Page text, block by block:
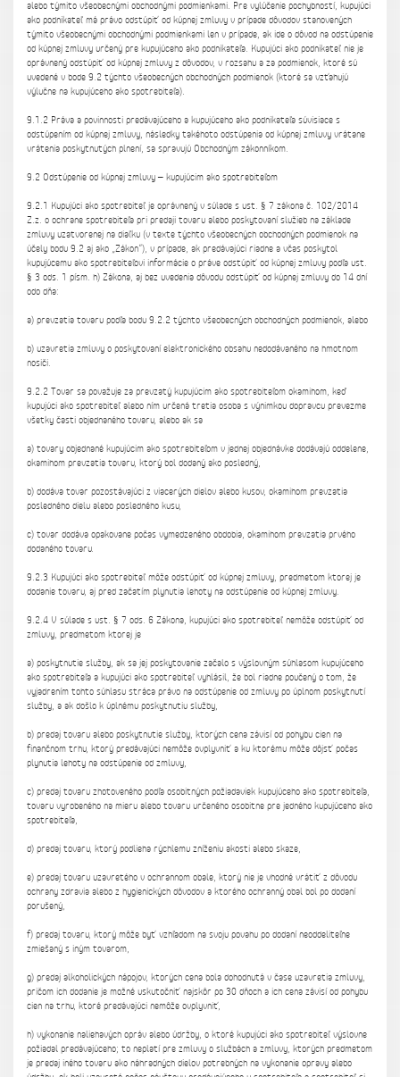
alebo týmito všeobecnými obchodnými podmienkami. Pre vylúčenie pochybností, kupujúci
ako podnikateľ má právo odstúpiť od kúpnej zmluvy v prípade dôvodov stanovených
týmito všeobecnými obchodnými podmienkami len v prípade, ak ide o dôvod na odstúpenie
od kúpnej zmluvy určený pre kupujúceho ako podnikateľa. Kupujúci ako podnikateľ nie je
oprávnený odstúpiť od kúpnej zmluvy z dôvodov, v rozsahu a za podmienok, ktoré sú
uvedené v bode 9.2 týchto všeobecných obchodných podmienok (ktoré sa vzťahujú
výlučne na kupujúceho ako spotrebiteľa).
9.1.2 Práva a povinnosti predávajúceho a kupujúceho ako podnikateľa súvisiace s
odstúpením od kúpnej zmluvy, následky takéhoto odstúpenia od kúpnej zmluvy vrátane
vrátenia poskytnutých plnení, sa spravujú Obchodným zákonníkom.
9.2 Odstúpenie od kúpnej zmluvy – kupujúcim ako spotrebiteľom
9.2.1 Kupujúci ako spotrebiteľ je oprávnený v súlade s ust. § 7 zákona č. 102/2014
Z.z. o ochrane spotrebiteľa pri predaji tovaru alebo poskytovaní služieb na základe
zmluvy uzatvorenej na diaľku (v texte týchto všeobecných obchodných podmienok na
účely bodu 9.2 aj ako „Zákon“), v prípade, ak predávajúci riadne a včas poskytol
kupujúcemu ako spotrebiteľovi informácie o práve odstúpiť od kúpnej zmluvy podľa ust.
§ 3 ods. 1 písm. h) Zákona, aj bez uvedenia dôvodu odstúpiť od kúpnej zmluvy do 14 dní
odo dňa:
a) prevzatia tovaru podľa bodu 9.2.2 týchto všeobecných obchodných podmienok, alebo
b) uzavretia zmluvy o poskytovaní elektronického obsahu nedodávaného na hmotnom
nosiči.
9.2.2 Tovar sa považuje za prevzatý kupujúcim ako spotrebiteľom okamihom, keď
kupujúci ako spotrebiteľ alebo ním určená tretia osoba s výnimkou dopravcu prevezme
všetky časti objednaného tovaru, alebo ak sa
a) tovary objednané kupujúcim ako spotrebiteľom v jednej objednávke dodávajú oddelene,
okamihom prevzatia tovaru, ktorý bol dodaný ako posledný,
b) dodáva tovar pozostávajúci z viacerých dielov alebo kusov, okamihom prevzatia
posledného dielu alebo posledného kusu,
c) tovar dodáva opakovane počas vymedzeného obdobia, okamihom prevzatia prvého
dodaného tovaru.
9.2.3 Kupujúci ako spotrebiteľ môže odstúpiť od kúpnej zmluvy, predmetom ktorej je
dodanie tovaru, aj pred začatím plynutia lehoty na odstúpenie od kúpnej zmluvy.
9.2.4 V súlade s ust. § 7 ods. 6 Zákona, kupujúci ako spotrebiteľ nemôže odstúpiť od
zmluvy, predmetom ktorej je
a) poskytnutie služby, ak sa jej poskytovanie začalo s výslovným súhlasom kupujúceho
ako spotrebiteľa a kupujúci ako spotrebiteľ vyhlásil, že bol riadne poučený o tom, že
vyjadrením tohto súhlasu stráca právo na odstúpenie od zmluvy po úplnom poskytnutí
služby, a ak došlo k úplnému poskytnutiu služby,
b) predaj tovaru alebo poskytnutie služby, ktorých cena závisí od pohybu cien na
finančnom trhu, ktorý predávajúci nemôže ovplyvniť a ku ktorému môže dôjsť počas
plynutia lehoty na odstúpenie od zmluvy,
c) predaj tovaru zhotoveného podľa osobitných požiadaviek kupujúceho ako spotrebiteľa,
tovaru vyrobeného na mieru alebo tovaru určeného osobitne pre jedného kupujúceho ako
spotrebiteľa,
d) predaj tovaru, ktorý podlieha rýchlemu zníženiu akosti alebo skaze,
e) predaj tovaru uzavretého v ochrannom obale, ktorý nie je vhodné vrátiť z dôvodu
ochrany zdravia alebo z hygienických dôvodov a ktorého ochranný obal bol po dodaní
porušený,
f) predaj tovaru, ktorý môže byť vzhľadom na svoju povahu po dodaní neoddeliteľne
zmiešaný s iným tovarom,
g) predaj alkoholických nápojov, ktorých cena bola dohodnutá v čase uzavretia zmluvy,
pričom ich dodanie je možné uskutočniť najskôr po 30 dňoch a ich cena závisí od pohybu
cien na trhu, ktoré predávajúci nemôže ovplyvniť,
h) vykonanie naliehavých opráv alebo údržby, o ktoré kupujúci ako spotrebiteľ výslovne
požiadal predávajúceho; to neplatí pre zmluvy o službách a zmluvy, ktorých predmetom
je predaj iného tovaru ako náhradných dielov potrebných na vykonanie opravy alebo